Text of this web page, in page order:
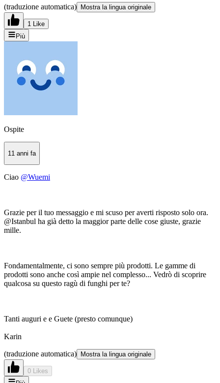
(traduzione automatica) Mostra la lingua originale
1 Like
Più
Ospite
11 anni fa
Ciao @Wuemi
Grazie per il tuo messaggio e mi scuso per averti risposto solo ora.
@Istanbul ha già detto la maggior parte delle cose giuste, grazie
mille.
Fondamentalmente, ci sono sempre più prodotti. Le gamme di
prodotti sono anche così ampie nel complesso... Vedrò di scoprire
qualcosa su questo ragù di funghi per te?
Tanti auguri e e Guete (presto comunque)
Karin
(traduzione automatica) Mostra la lingua originale
0 Likes